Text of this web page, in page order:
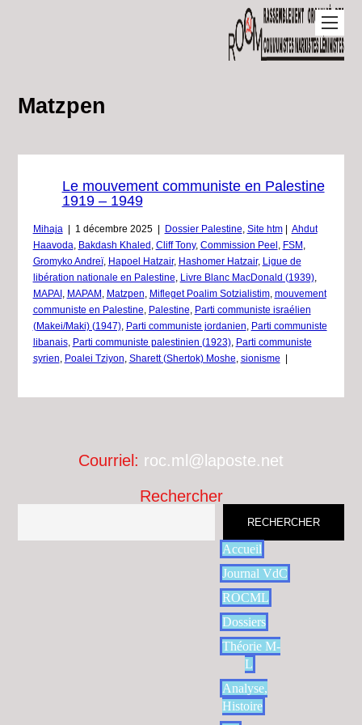
Matzpen
Le mouvement communiste en Palestine
1919 – 1949
Mihaja 1 décembre 2025 Dossier Palestine Site htm
Ahdut
Haavoda
Bakdash Khaled Cliff Tony, Commission Peel FSM
Gromyko Andreï, Hapoel Hatzair, Hashomer Hatzair,
Ligue de
libération nationale en Palestine
Livre Blanc MacDonald (1939),
MAPAI
MAPAM Matzpen Mifleget Poalim Sotzialistim, mouvement
communiste en Palestine
Palestine
Parti communiste israélien
(Makei/Maki) (1947), Parti communiste jordanien
Parti communiste
libanais, Parti communiste palestinien (1923),
Parti communiste
syrien
Poalei Tziyon Sharett (Shertok) Moshe sionisme
Courriel: roc.ml@laposte.net
Rechercher
RECHERCHER
Accueil
Journal VdC
ROCML
Dossiers
Théorie M-
L
Analyse,
Histoire